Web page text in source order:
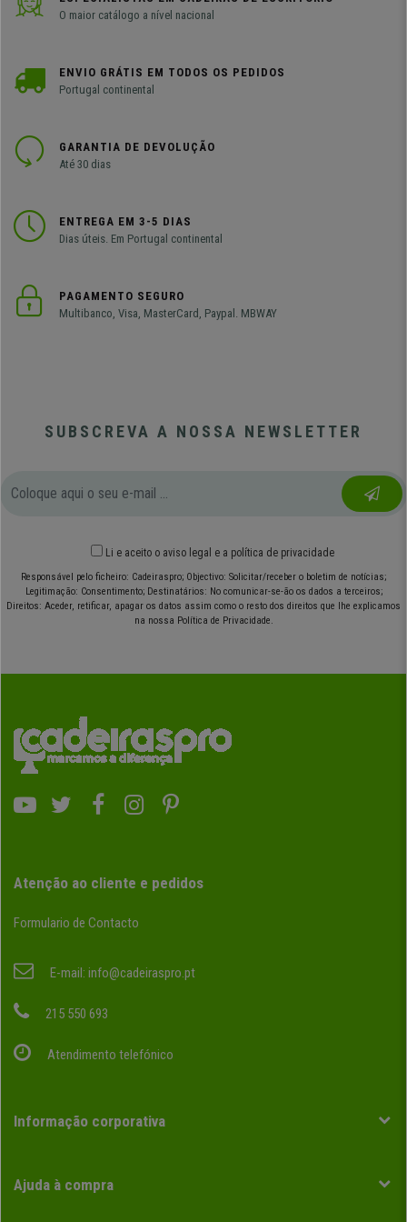
O maior catálogo a nível nacional
ENVIO GRÁTIS EM TODOS OS PEDIDOS
Portugal continental
GARANTIA DE DEVOLUÇÃO
Até 30 dias
ENTREGA EM 3-5 DIAS
Dias úteis. Em Portugal continental
PAGAMENTO SEGURO
Multibanco, Visa, MasterCard, Paypal. MBWAY
SUBSCREVA A NOSSA NEWSLETTER
Li e aceito o aviso legal e a política de privacidade
Responsável pelo ficheiro: Cadeiraspro; Objectivo: Solicitar/receber o boletim de notícias;
Legitimação: Consentimento; Destinatários: No comunicar-se-ão os dados a terceiros;
Direitos: Aceder, retificar, apagar os datos assim como o resto dos direitos que lhe explicamos
na nossa Política de Privacidade.
Atenção ao cliente e pedidos
Formulario de Contacto
E-mail: info@cadeiraspro.pt
215 550 693
Atendimento telefónico
Informação corporativa
Ajuda à compra